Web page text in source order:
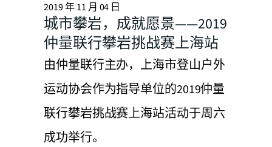
2019 年 11 月 04 日
城市攀岩，成就愿景——2019
仲量联行攀岩挑战赛上海站
由仲量联行主办，上海市登山户外
运动协会作为指导单位的2019仲量
联行攀岩挑战赛上海站活动于周六
成功举行。